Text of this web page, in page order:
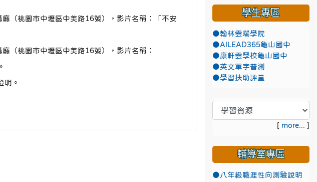
（桃園市中壢區中美路16號），影片名稱：「不安
（桃園市中壢區中美路16號），影片名稱：
明。
學生專區
●翰林雲端學院
●AILEAD365龜山國中
●康軒雲學校龜山國中
●英文單字普測
●學習扶助評量
[ more... ]
輔導室專區
●八年級職涯性向測驗說明